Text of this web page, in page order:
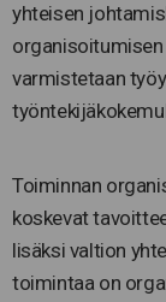
yhteisen
varmistetaan
Toiminnan
koskevat
lisäksi valtion
toimintaa on